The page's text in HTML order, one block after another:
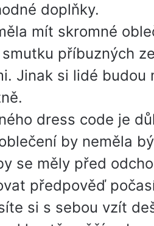
doplňky.
mít skromné
příbuzných
Jinak si lidé budou
dress code je
by neměla
se měly před
předpověď
si s sebou vzít